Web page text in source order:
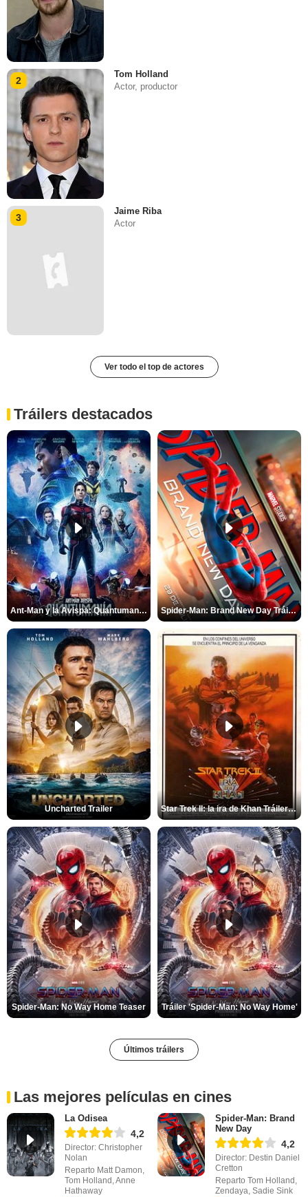
2
Tom Holland
Actor, productor
3
Jaime Riba
Actor
Ver todo el top de actores
Tráilers destacados
Ant-Man y la Avispa: Quantumanía Tráiler (2) Spider-Man: Brand New Day Tráiler (3)
Uncharted Trailer Star Trek II: la ira de Khan Tráiler VO
Spider-Man: No Way Home Teaser Tráiler 'Spider-Man: No Way Home'
Últimos tráilers
Las mejores películas en cines
La Odisea
4,2
Director: Christopher
Nolan
Reparto Matt Damon,
Tom Holland, Anne
Hathaway
Spider-Man: Brand
New Day
4,2
Director: Destin Daniel
Cretton
Reparto Tom Holland,
Zendaya, Sadie Sink